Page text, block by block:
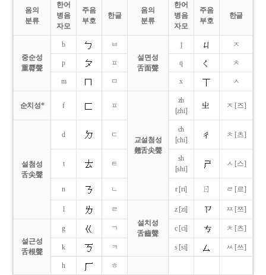
음의
분류
한어
병음
자모
주음
부호
한글
음의
분류
한어
병음
자모
주음
부호
한글
중순성
重脣聲
b
ㅂ
설면성
舌面聲
j ㅈ
p ㅍ q ㅊ
m ㅁ x ㅅ
순치성* f ㅍ
교설첨성
翹舌尖聲
zh
[zhi]
ㅈ [즈]
설첨성
舌尖聲
d ㄷ
ch
[chi]
ㅊ [츠]
t ㅌ
sh
[shi]
ㅅ [스]
n ㄴ r [ri] ㄖ ㄹ [르]
l
ㄹ
설치성
舌齒聲
z [zi] ㅉ [쯔]
설근성
舌根聲
g ㄱ c [ci] ㅊ [츠]
k ㅋ s [si] ㅆ [쓰]
h ㅎ